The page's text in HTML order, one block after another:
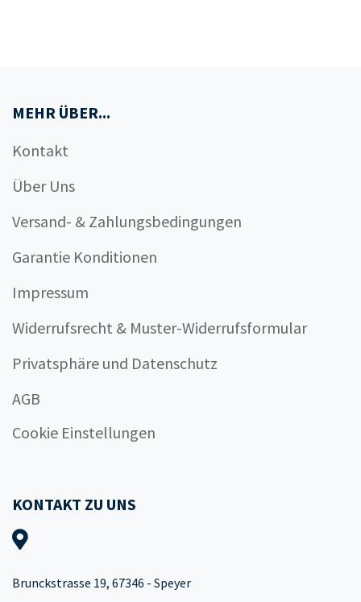
MEHR ÜBER...
Kontakt
Über Uns
Versand- & Zahlungsbedingungen
Garantie Konditionen
Impressum
Widerrufsrecht & Muster-Widerrufsformular
Privatsphäre und Datenschutz
AGB
Cookie Einstellungen
KONTAKT ZU UNS
Brunckstrasse 19, 67346 - Speyer